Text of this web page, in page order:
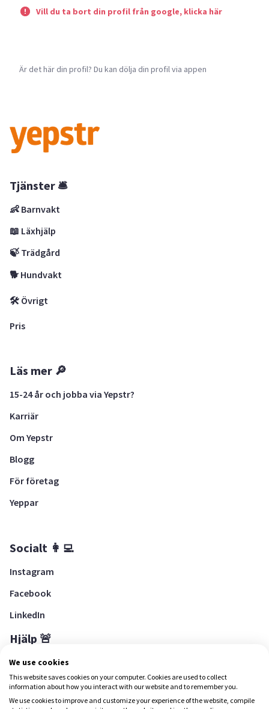
Vill du ta bort din profil från google, klicka här
Är det här din profil? Du kan dölja din profil via appen
Tjänster 🛎
👶 Barnvakt
📖 Läxhjälp
🍃 Trädgård
🐕 Hundvakt
🛠 Övrigt
Pris
Läs mer 🔎
15-24 år och jobba via Yepstr?
Karriär
Om Yepstr
Blogg
För företag
Yeppar
Socialt 👩‍💻
Instagram
Facebook
LinkedIn
Hjälp 🚨
Hjälpcenter
We use cookies
This website saves cookies on your computer. Cookies are used to collect
information about how you interact with our website and to remember you.
We use cookies to improve and customize your experience of the website, compile